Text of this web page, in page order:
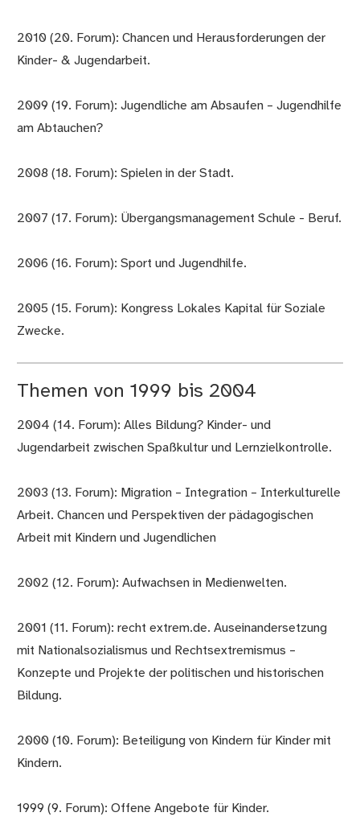
2010 (20. Forum): Chancen und Herausforderungen der
Kinder- & Jugendarbeit.
2009 (19. Forum): Jugendliche am Absaufen – Jugendhilfe
am Abtauchen?
2008 (18. Forum): Spielen in der Stadt.
2007 (17. Forum): Übergangsmanagement Schule - Beruf.
2006 (16. Forum): Sport und Jugendhilfe.
2005 (15. Forum): Kongress Lokales Kapital für Soziale
Zwecke.
Themen von 1999 bis 2004
2004 (14. Forum): Alles Bildung? Kinder- und
Jugendarbeit zwischen Spaßkultur und Lernzielkontrolle.
2003 (13. Forum): Migration – Integration – Interkulturelle
Arbeit. Chancen und Perspektiven der pädagogischen
Arbeit mit Kindern und Jugendlichen
2002 (12. Forum): Aufwachsen in Medienwelten.
2001 (11. Forum): recht extrem.de. Auseinandersetzung
mit Nationalsozialismus und Rechtsextremismus –
Konzepte und Projekte der politischen und historischen
Bildung.
2000 (10. Forum): Beteiligung von Kindern für Kinder mit
Kindern.
1999 (9. Forum): Offene Angebote für Kinder.